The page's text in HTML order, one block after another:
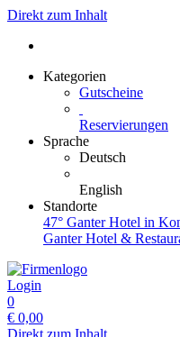
Direkt zum Inhalt
Kategorien
Gutscheine
Reservierungen
Sprache
Deutsch
English
Standorte
47° Ganter Hotel in
Ganter Hotel &
Login
0
€ 0,00
Direkt zum Inhalt